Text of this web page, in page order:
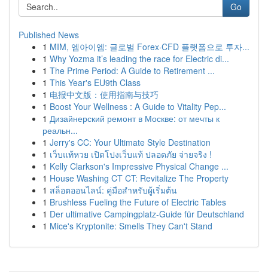
Go
Published News
1 MIM, 엠아이엠: 글로벌 Forex·CFD 플랫폼으로 투자...
1 Why Yozma it’s leading the race for Electric di...
1 The Prime Period: A Guide to Retirement ...
1 This Year's EU9th Class
1 电报中文版：使用指南与技巧
1 Boost Your Wellness : A Guide to Vitality Pep...
1 Дизайнерский ремонт в Москве: от мечты к
реальн...
1 Jerry's CC: Your Ultimate Style Destination
1 เว็บแท้หวย เปิดโปงเว็บแท้ ปลอดภัย จ่ายจริง !
1 Kelly Clarkson's Impressive Physical Change ...
1 House Washing CT CT: Revitalize The Property
1 สล็อตออนไลน์: คู่มือสำหรับผู้เริ่มต้น
1 Brushless Fueling the Future of Electric Tables
1 Der ultimative Campingplatz-Guide für Deutschland
1 Mice's Kryptonite: Smells They Can't Stand